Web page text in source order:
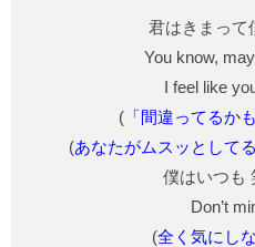
君はきまって
You know,
I feel like
(「間違ってるか
(あなたがムスッとして
僕はいつも
Don’t
(全く気にし